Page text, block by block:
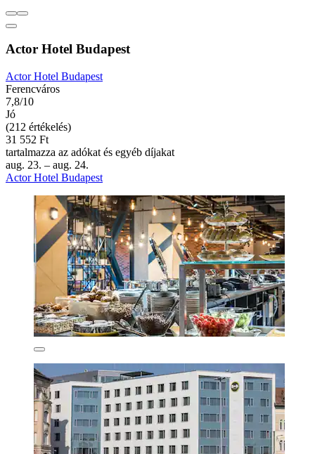
Actor Hotel Budapest
Actor Hotel Budapest
Ferencváros
7,8/10
Jó
(212 értékelés)
31 552 Ft
tartalmazza az adókat és egyéb díjakat
aug. 23. – aug. 24.
Actor Hotel Budapest